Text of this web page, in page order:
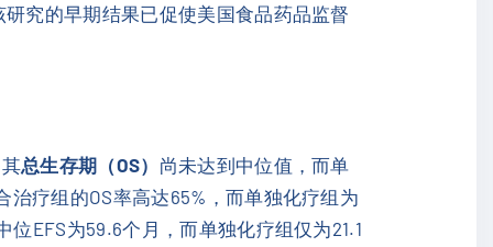
究的早期结果已促使美国食品药品监督
总生存期（OS） 尚未达到中位值，而单
治疗组的OS率高达65%，而单独化疗组为
位EFS为59.6个月，而单独化疗组仅为21.1